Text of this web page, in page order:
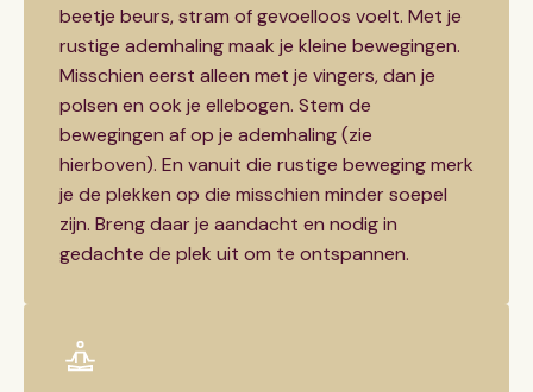
beetje beurs, stram of gevoelloos voelt. Met je
rustige ademhaling maak je kleine bewegingen.
Misschien eerst alleen met je vingers, dan je
polsen en ook je ellebogen. Stem de
bewegingen af op je ademhaling (zie
hierboven). En vanuit die rustige beweging merk
je de plekken op die misschien minder soepel
zijn. Breng daar je aandacht en nodig in
gedachte de plek uit om te ontspannen.